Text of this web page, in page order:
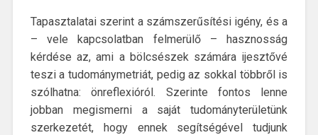
Tapasztalatai szerint a számszerűsítési igény, és a
– vele kapcsolatban felmerülő – hasznosság
kérdése az, ami a bölcsészek számára ijesztővé
teszi a tudománymetriát, pedig az sokkal többről is
szólhatna: önreflexióról. Szerinte fontos lenne
jobban megismerni a saját tudományterületünk
szerkezetét, hogy ennek segítségével tudjunk